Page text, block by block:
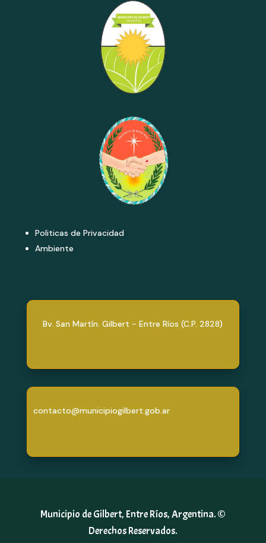
Politicas de Privacidad
Ambiente
Bv. San Martín. Gilbert - Entre Ríos (C.P. 2828)
contacto@municipiogilbert.gob.ar
Municipio de Gilbert, Entre Ríos, Argentina. ©
Derechos Reservados.